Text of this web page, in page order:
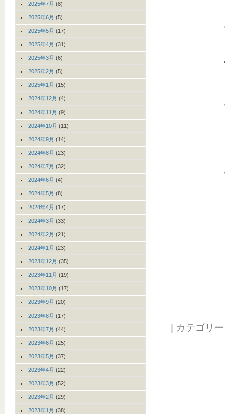
| カテゴリ
2025年7月 (8)
2025年6月 (5)
2025年5月 (17)
2025年4月 (31)
2025年3月 (6)
2025年2月 (5)
2025年1月 (15)
2024年12月 (4)
2024年11月 (9)
2024年10月 (11)
2024年9月 (14)
2024年8月 (23)
2024年7月 (32)
2024年6月 (4)
2024年5月 (8)
2024年4月 (17)
2024年3月 (33)
2024年2月 (21)
2024年1月 (23)
2023年12月 (35)
2023年11月 (19)
2023年10月 (17)
2023年9月 (20)
2023年8月 (17)
2023年7月 (44)
2023年6月 (25)
2023年5月 (37)
2023年4月 (22)
2023年3月 (52)
2023年2月 (29)
2023年1月 (38)